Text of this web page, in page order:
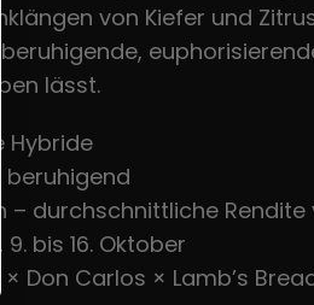
von Kiefer und
lässt.
beruhigend
durchschnittliche Rendite
bis 16. Oktober
Don Carlos × Lamb’s